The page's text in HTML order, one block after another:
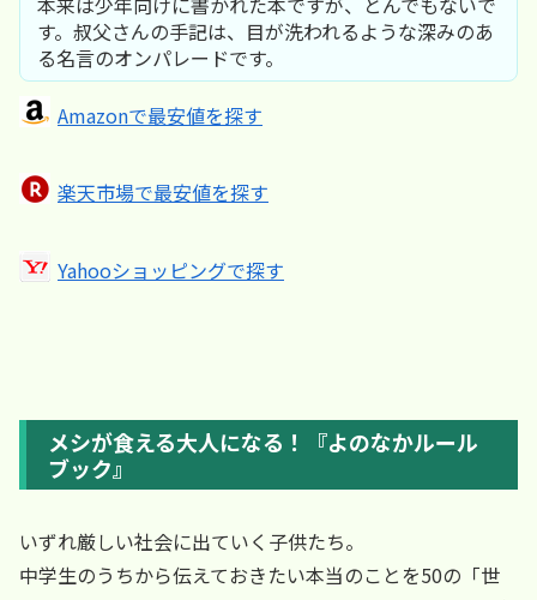
す。叔父さんの手記は、目が洗われるような深みのあ
る名言のオンパレードです。
Amazonで最安値を探す
楽天市場で最安値を探す
Yahooショッピングで探す
メシが食える大人になる！『よのなかルール
ブック』
いずれ厳しい社会に出ていく子供たち。
中学生のうちから伝えておきたい本当のことを50の「世